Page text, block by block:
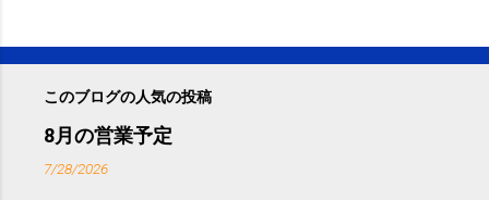
このブログの人気の投稿
8月の営業予定
7/28/2026